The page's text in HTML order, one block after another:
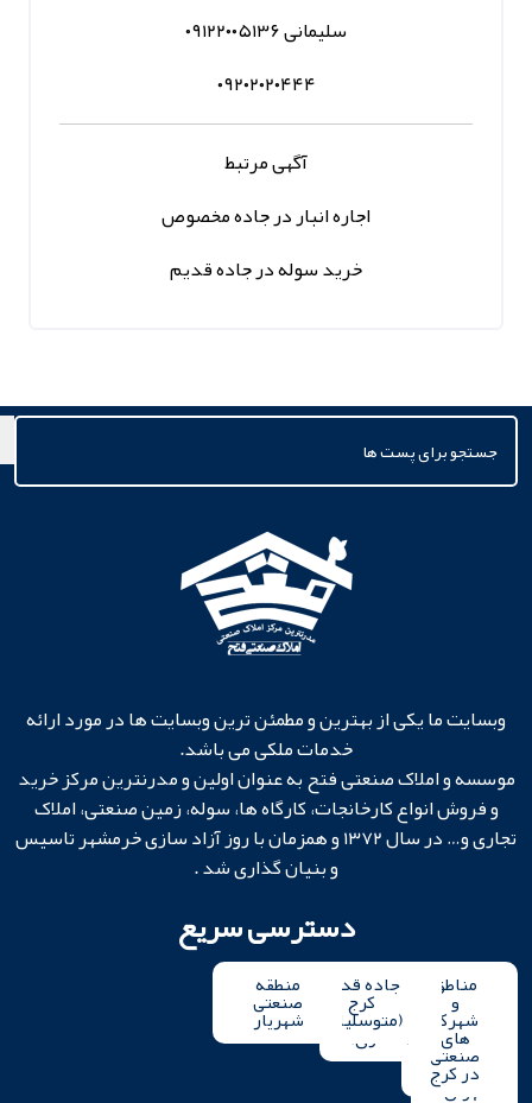
سلیمانی ۰۹۱۲۲۰۰۵۱۳۶
۰۹۲۰۲۰۲۰۴۴۴
آگهی مرتبط
اجاره انبار در جاده مخصوص
خرید سوله در جاده قدیم
وبسایت ما یکی از بهترین و مطمئن ترین وبسایت ها در مورد ارائه
خدمات ملکی می باشد.
موسسه و املاک صنعتی فتح به عنوان اولین و مدرنترین مرکز خرید
و فروش انواع کارخانجات، کارگاه ها، سوله، زمین صنعتی، املاک
تجاری و… در سال ۱۳۷۲ و همزمان با روز آزاد سازی خرمشهر تاسیس
و بنیان گذاری شد .
دسترسی سریع
مناطق
و
شهرک
های
صنعتی
در
تهران
مناطق
و
شهرک
های
صنعتی
در کرج
جاده
مخصوص
کرج
(لشگری)
جاده قدیم
کرج
(متوسلیان)
منطقه
صنعتی
شهرقدس
منطقه
صنعتی
شهریار